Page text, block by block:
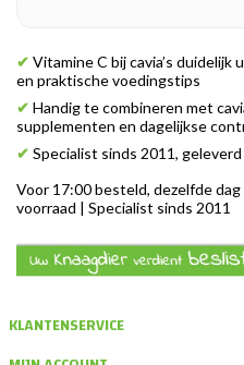
✔ Vitamine C bij cavia’s
en praktische voedingstips
✔ Handig te combineren met
supplementen en dagelijkse
✔ Specialist sinds 2011,
Voor 17:00 besteld, dezelfde
voorraad | Specialist sinds 2011
KLANTENSERVICE